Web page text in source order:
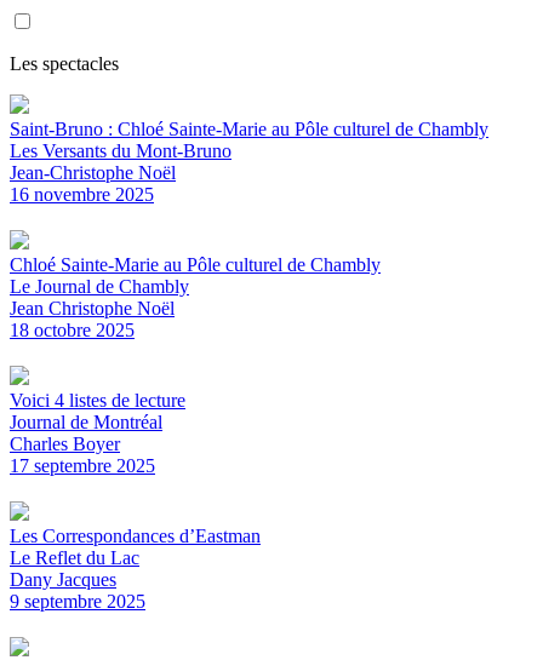
Les spectacles
Saint-Bruno : Chloé Sainte-Marie au Pôle culturel de Chambly
Les Versants du Mont-Bruno
Jean-Christophe Noël
16 novembre 2025
Chloé Sainte-Marie au Pôle culturel de Chambly
Le Journal de Chambly
Jean Christophe Noël
18 octobre 2025
Voici 4 listes de lecture
Journal de Montréal
Charles Boyer
17 septembre 2025
Les Correspondances d’Eastman
Le Reflet du Lac
Dany Jacques
9 septembre 2025